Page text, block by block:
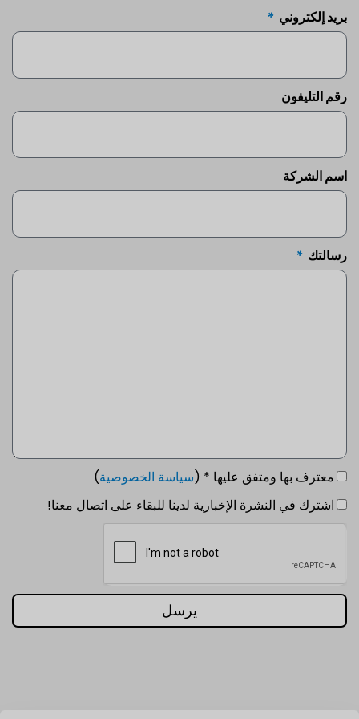
بريد إلكتروني
رقم التليفون
اسم الشركة
رسالتك
معترف بها ومتفق عليها * (سياسة الخصوصية)
اشترك في النشرة الإخبارية لدينا للبقاء على اتصال معنا!
يرسل